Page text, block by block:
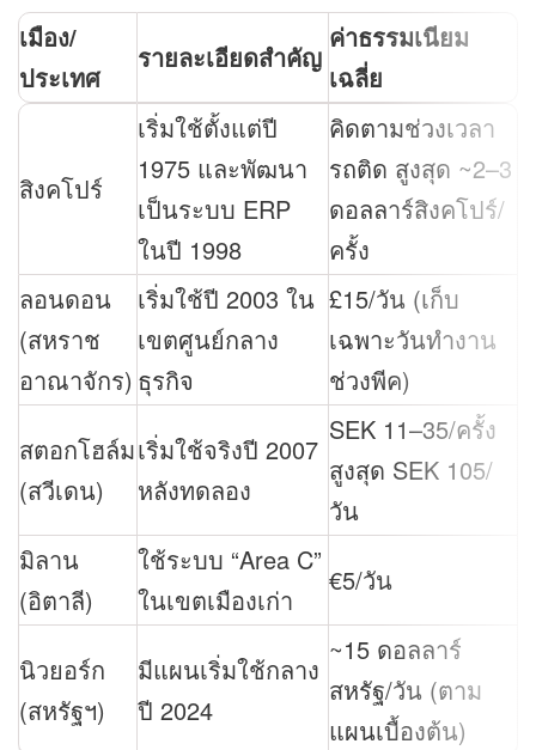
เมือง/
ประเทศ
รายละเอียดสำคัญ
ค่าธรรมเนียม
เฉลี่ย
สิงคโปร์
เริ่มใช้ตั้งแต่ปี
1975 และพัฒนา
เป็นระบบ ERP
ในปี 1998
คิดตามช่วงเวลา
รถติด สูงสุด ~2–3
ดอลลาร์สิงคโปร์/
ครั้ง
ลอนดอน
(สหราช
อาณาจักร)
เริ่มใช้ปี 2003 ใน
เขตศูนย์กลาง
ธุรกิจ
£15/วัน (เก็บ
เฉพาะวันทำงาน
ช่วงพีค)
สตอกโฮล์ม
(สวีเดน)
เริ่มใช้จริงปี 2007
หลังทดลอง
SEK 11–35/ครั้ง
สูงสุด SEK 105/
วัน
มิลาน
(อิตาลี)
ใช้ระบบ “Area C”
ในเขตเมืองเก่า
€5/วัน
นิวยอร์ก
(สหรัฐฯ)
มีแผนเริ่มใช้กลาง
ปี 2024
~15 ดอลลาร์
สหรัฐ/วัน (ตาม
แผนเบื้องต้น)